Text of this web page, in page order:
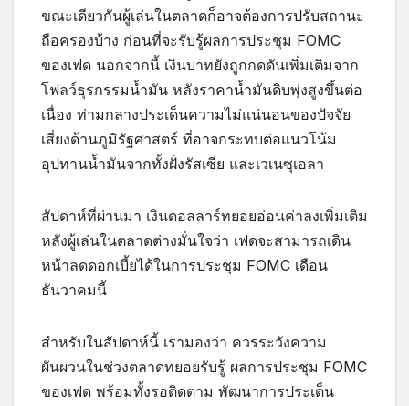
ขณะเดียวกันผู้เล่นในตลาดก็อาจต้องการปรับสถานะ
ถือครองบ้าง ก่อนที่จะรับรู้ผลการประชุม FOMC
ของเฟด นอกจากนี้ เงินบาทยังถูกกดดันเพิ่มเติมจาก
โฟลว์ธุรกรรมน้ำมัน หลังราคาน้ำมันดิบพุ่งสูงขึ้นต่อ
เนื่อง ท่ามกลางประเด็นความไม่แน่นอนของปัจจัย
เสี่ยงด้านภูมิรัฐศาสตร์ ที่อาจกระทบต่อแนวโน้ม
อุปทานน้ำมันจากทั้งฝั่งรัสเซีย และเวเนซุเอลา
สัปดาห์ที่ผ่านมา เงินดอลลาร์ทยอยอ่อนค่าลงเพิ่มเติม
หลังผู้เล่นในตลาดต่างมั่นใจว่า เฟดจะสามารถเดิน
หน้าลดดอกเบี้ยได้ในการประชุม FOMC เดือน
ธันวาคมนี้
สำหรับในสัปดาห์นี้ เรามองว่า ควรระวังความ
ผันผวนในช่วงตลาดทยอยรับรู้ ผลการประชุม FOMC
ของเฟด พร้อมทั้งรอติดตาม พัฒนาการประเด็น